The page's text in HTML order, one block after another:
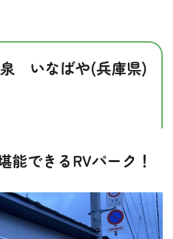
泉 いなばや(兵庫県)
能できるRVパーク！